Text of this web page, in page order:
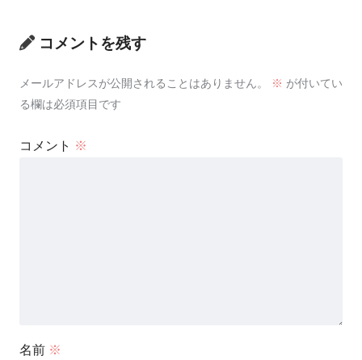
コメントを残す
メールアドレスが公開されることはありません。 ※ が付いてい
る欄は必須項目です
コメント ※
名前 ※